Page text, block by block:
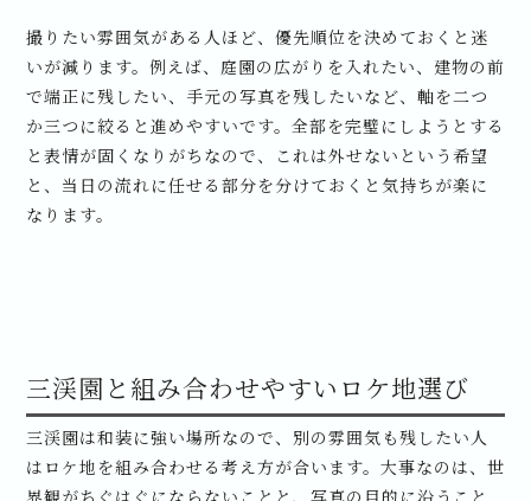
撮りたい雰囲気がある人ほど、優先順位を決めておくと迷
いが減ります。例えば、庭園の広がりを入れたい、建物の前
で端正に残したい、手元の写真を残したいなど、軸を二つ
か三つに絞ると進めやすいです。全部を完璧にしようとする
と表情が固くなりがちなので、これは外せないという希望
と、当日の流れに任せる部分を分けておくと気持ちが楽に
なります。
三渓園と組み合わせやすいロケ地選び
三渓園は和装に強い場所なので、別の雰囲気も残したい人
はロケ地を組み合わせる考え方が合います。大事なのは、世
界観がちぐはぐにならないことと、写真の目的に沿うこと